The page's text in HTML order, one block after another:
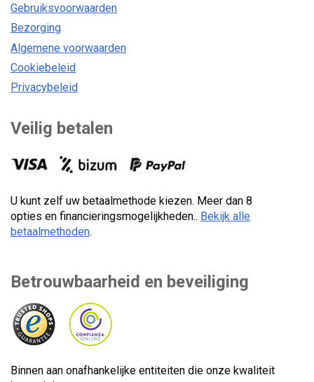
Gebruiksvoorwaarden
Bezorging
Algemene voorwaarden
Cookiebeleid
Privacybeleid
Veilig betalen
U kunt zelf uw betaalmethode kiezen. Meer dan 8
opties en financieringsmogelijkheden.. Bekijk alle
betaalmethoden.
Betrouwbaarheid en beveiliging
Binnen aan onafhankelijke entiteiten die onze kwaliteit